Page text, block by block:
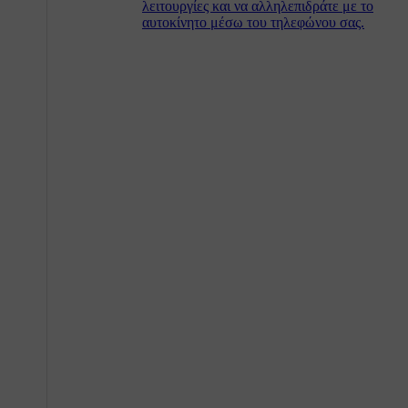
λειτουργίες και να αλληλεπιδράτε με το
αυτοκίνητο μέσω του τηλεφώνου σας.